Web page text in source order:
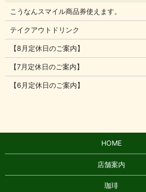
こうなんスマイル商品券使えます。
テイクアウトドリンク
【8月定休日のご案内】
【7月定休日のご案内】
【6月定休日のご案内】
HOME
店舗案内
珈琲